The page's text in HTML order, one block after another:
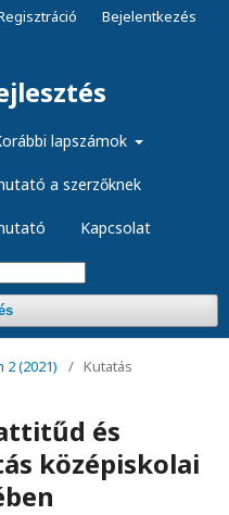
lapszámok
a szerzőknek
Kapcsolat
Bejelentkezés
2 (2021) / Kutatás
és
középiskolai